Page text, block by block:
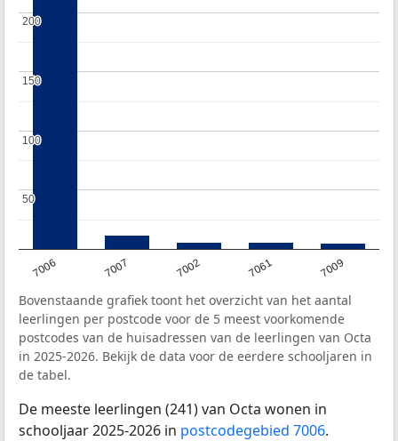
7006 7007 7002 7061 7009
50
50
100
100
150
150
200
200
Bovenstaande grafiek toont het overzicht van het aantal
leerlingen per postcode voor de 5 meest voorkomende
postcodes van de huisadressen van de leerlingen van Octa
in 2025-2026. Bekijk de data voor de eerdere schooljaren in
de tabel.
De meeste leerlingen (241) van Octa wonen in
schooljaar 2025-2026 in postcodegebied 7006.